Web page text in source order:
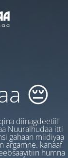
😔
diinagdeetiif
Nuuralhudaa itti
gahaan miidiyaa
argamne. kanaaf
humna